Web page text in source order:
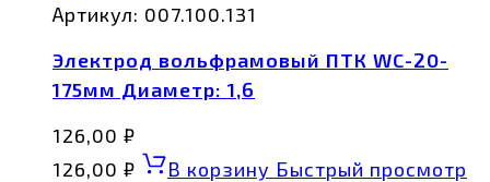
Артикул: 007.100.131
Электрод вольфрамовый ПТК WС-20-
175мм Диаметр: 1,6
126,00 ₽
126,00 ₽ В корзину Быстрый просмотр